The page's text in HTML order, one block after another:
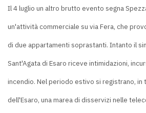
Il 4 luglio un altro brutto evento segna
un'attività commerciale su via Fera, che
di due appartamenti soprastanti. Intanto il
Sant'Agata di Esaro riceve intimidazioni,
incendio. Nel periodo estivo si registrano,
dell'Esaro, una marea di disservizi nelle